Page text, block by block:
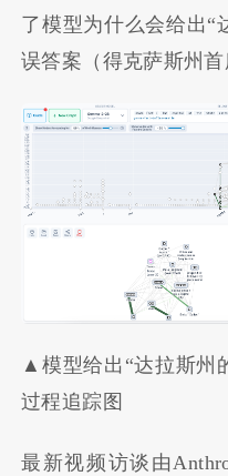
了模型为什么会给出“
误答案（得克萨斯州首
▲模型给出“达拉斯州
过程追踪图
最新视频访谈由